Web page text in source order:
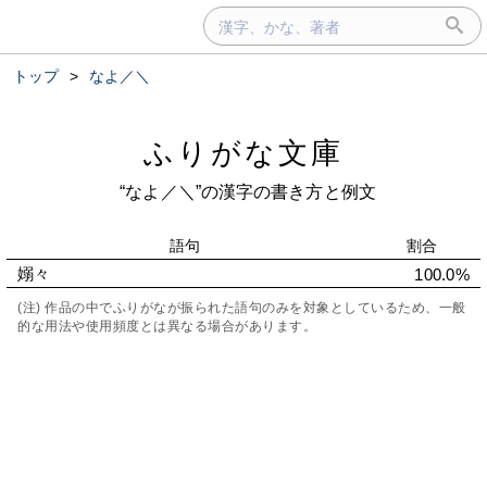
トップ > なよ／＼
ふりがな文庫
“なよ／＼”の漢字の書き方と例文
語句 割合
嫋々 100.0%
(注) 作品の中でふりがなが振られた語句のみを対象としているため、一般
的な用法や使用頻度とは異なる場合があります。